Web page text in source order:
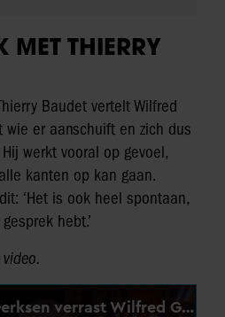
MET THIERRY
Baudet vertelt Wilfred
er aanschuift en zich dus
werkt vooral op gevoel,
kanten op kan gaan.
‘Het is ook heel spontaan,
hebt.’